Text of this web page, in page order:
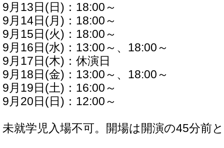
9月13日(日)：18:00～
9月14日(月)：18:00～
9月15日(火)：18:00～
9月16日(水)：13:00～、18:00～
9月17日(木)：休演日
9月18日(金)：13:00～、18:00～
9月19日(土)：16:00～
9月20日(日)：12:00～
未就学児入場不可。開場は開演の45分前